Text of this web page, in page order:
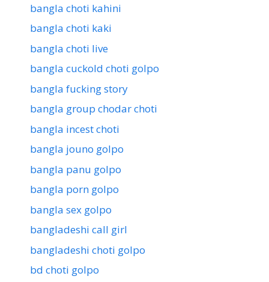
bangla choti kahini
bangla choti kaki
bangla choti live
bangla cuckold choti golpo
bangla fucking story
bangla group chodar choti
bangla incest choti
bangla jouno golpo
bangla panu golpo
bangla porn golpo
bangla sex golpo
bangladeshi call girl
bangladeshi choti golpo
bd choti golpo